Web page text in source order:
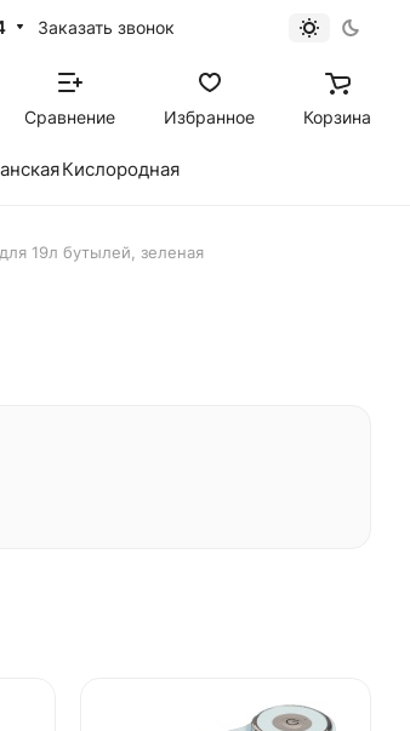
Заказать звонок
Сравнение Избранное Корзина
Кислородная
19л бутылей, зеленая